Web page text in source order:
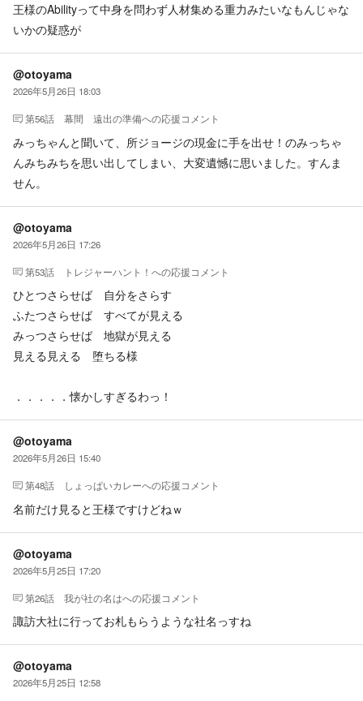
王様のAbilityって中身を問わず人材集める重力みたいなもんじゃな
いかの疑惑が
@otoyama
2026年5月26日 18:03
第56話 幕間 遠出の準備への応援コメント
みっちゃんと聞いて、所ジョージの現金に手を出せ！のみっちゃ
んみちみちを思い出してしまい、大変遺憾に思いました。すんま
せん。
@otoyama
2026年5月26日 17:26
第53話 トレジャーハント！ への応援コメント
ひとつさらせば 自分をさらす
ふたつさらせば すべてが見える
みっつさらせば 地獄が見える
見える見える 堕ちる様
．．．．．懐かしすぎるわっ！
@otoyama
2026年5月26日 15:40
第48話 しょっぱいカレーへの応援コメント
名前だけ見ると王様ですけどねｗ
@otoyama
2026年5月25日 17:20
第26話 我が社の名はへの応援コメント
諏訪大社に行ってお札もらうような社名っすね
@otoyama
2026年5月25日 12:58